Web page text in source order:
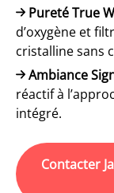
Pureté True
d’oxygène et
cristalline sans
Ambiance
réactif à
intégré.
Contacter